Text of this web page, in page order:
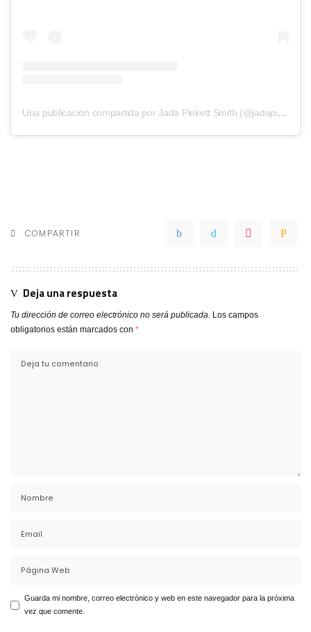
Una publicación compartida por Jada Pinkett Smith (@jadapinkettsmith)
COMPARTIR
Deja una respuesta
Tu dirección de correo electrónico no será publicada. Los campos
obligatorios están marcados con *
Guarda mi nombre, correo electrónico y web en este navegador para la próxima
vez que comente.